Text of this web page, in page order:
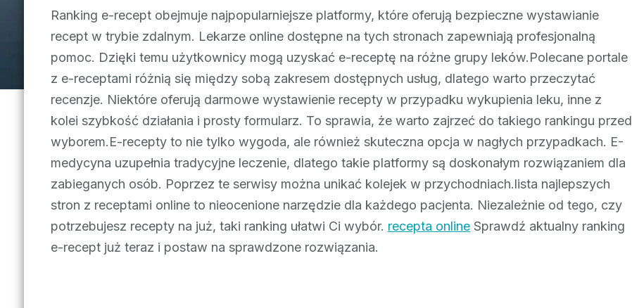
Ranking e-recept obejmuje najpopularniejsze platformy, które oferują bezpieczne wystawianie
recept w trybie zdalnym. Lekarze online dostępne na tych stronach zapewniają profesjonalną
pomoc. Dzięki temu użytkownicy mogą uzyskać e-receptę na różne grupy leków.Polecane portale
z e-receptami różnią się między sobą zakresem dostępnych usług, dlatego warto przeczytać
recenzje. Niektóre oferują darmowe wystawienie recepty w przypadku wykupienia leku, inne z
kolei szybkość działania i prosty formularz. To sprawia, że warto zajrzeć do takiego rankingu przed
wyborem.E-recepty to nie tylko wygoda, ale również skuteczna opcja w nagłych przypadkach. E-
medycyna uzupełnia tradycyjne leczenie, dlatego takie platformy są doskonałym rozwiązaniem dla
zabieganych osób. Poprzez te serwisy można unikać kolejek w przychodniach.lista najlepszych
stron z receptami online to nieocenione narzędzie dla każdego pacjenta. Niezależnie od tego, czy
potrzebujesz recepty na już, taki ranking ułatwi Ci wybór. recepta onlineSprawdź aktualny ranking
e-recept już teraz i postaw na sprawdzone rozwiązania.